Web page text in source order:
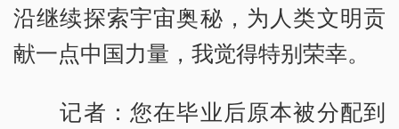
沿继续探索宇宙奥秘，为人类文明贡
献一点中国力量，我觉得特别荣幸。
记者：您在毕业后原本被分配到